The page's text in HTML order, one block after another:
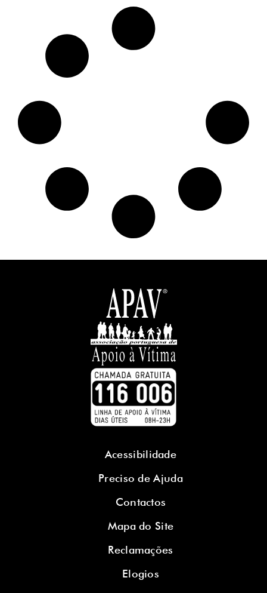
Acessibilidade
Preciso de Ajuda
Contactos
Mapa do Site
Reclamações
Elogios